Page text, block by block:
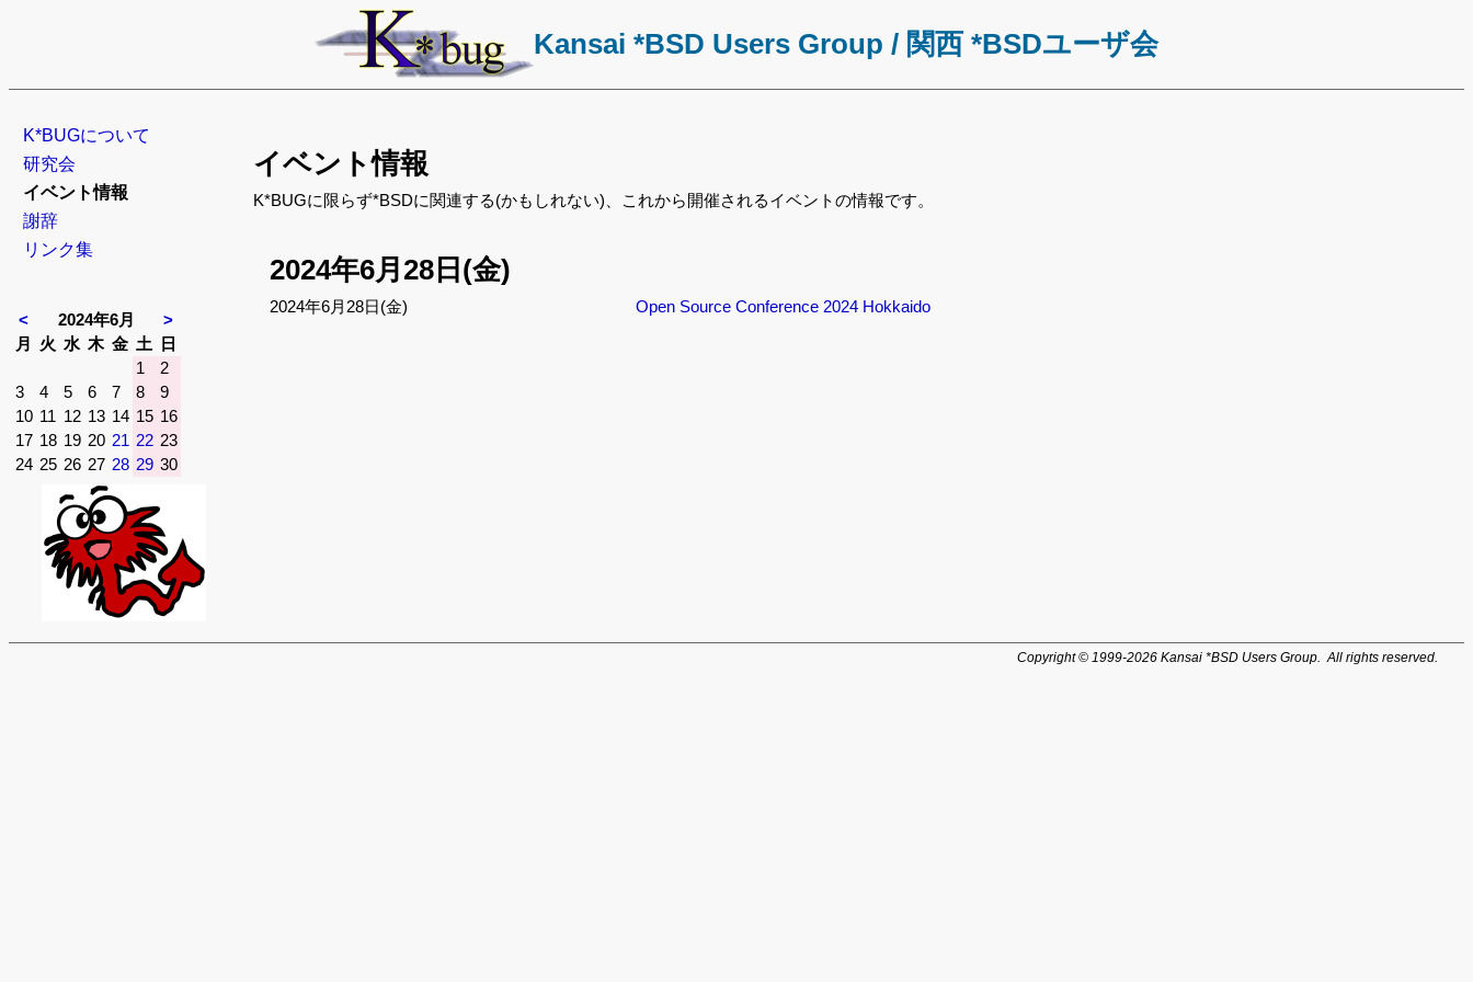
Kansai *BSD Users Group 関西 *BSDユーザ会
イベント情報
K*BUGに限らず*BSDに関連する(かもしれない)、これから開催されるイベントの情報です。
2024年6月28日(金)
2024年6月28日(金) Open Source Conference 2024 Hokkaido
ナ
ビ
ゲ
ー
シ
を
略
K*BUGについて
研究会
イベント情報
謝辞
リンク集
< 2024年6月
>
月
曜
火 曜
水 曜
木曜金曜
日
土 曜
日
日
1
2
3
4 5 6 7 8
9
10 11 12 13 14 15 16
17 18 19 20 21 22 23
24 25 26 27 28 29 30
Copyright © 1999-2026 Kansai *BSD Users Group. All rights reserved.